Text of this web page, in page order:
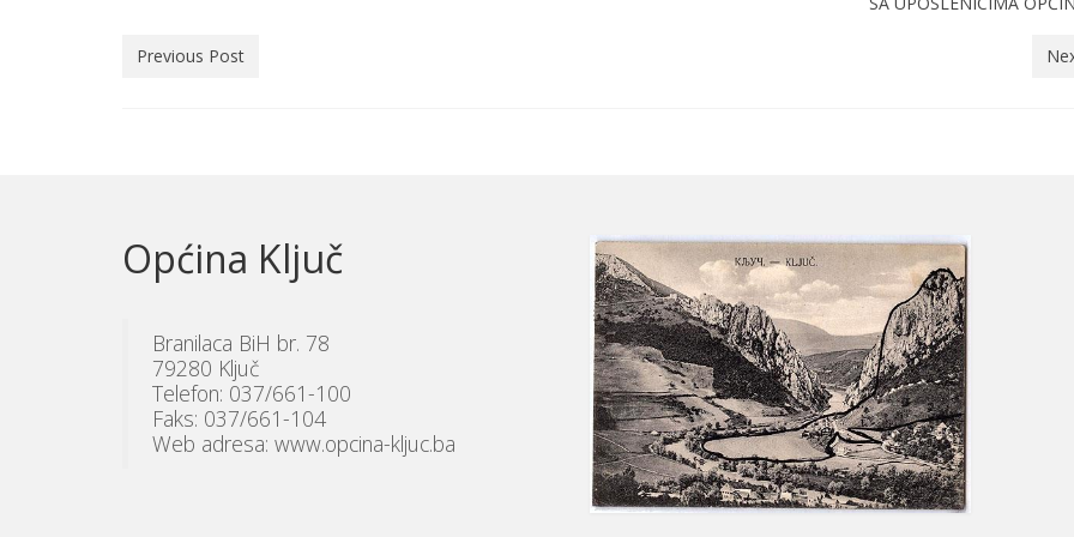
Previous Post
Općina Ključ
Branilaca BiH br. 78
79280 Ključ
Telefon: 037/661-100
Faks: 037/661-104
Web adresa: www.opcina-kljuc.ba